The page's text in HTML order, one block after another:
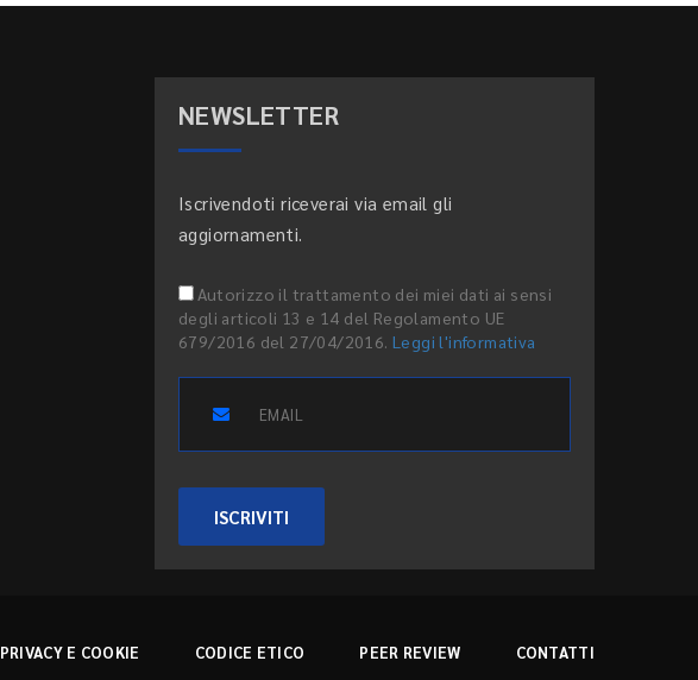
NEWSLETTER
Iscrivendoti riceverai via email gli
aggiornamenti.
Autorizzo il trattamento dei miei dati ai sensi
degli articoli 13 e 14 del Regolamento UE
679/2016 del 27/04/2016. Leggi l'informativa
ISCRIVITI
PRIVACY E COOKIE CODICE ETICO PEER REVIEW CONTATTI